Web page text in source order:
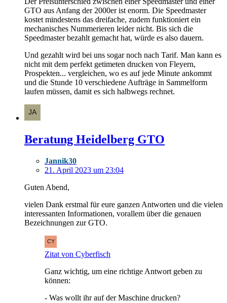
GTO aus Anfang der 2000er ist enorm. Die Speedmaster
kostet mindestens das dreifache, zudem funktioniert ein
mechanisches Nummerieren leider nicht. Bis sich die
Speedmaster bezahlt gemacht hat, würde es also dauern.
Und gezahlt wird bei uns sogar noch nach Tarif. Man kann es
nicht mit dem perfekt getimeten drucken von Fleyern,
Prospekten... vergleichen, wo es auf jede Minute ankommt
und die Stunde 10 verschiedene Aufträge in Sammelform
laufen müssen, damit es sich halbwegs rechnet.
Beratung Heidelberg GTO
Jannik30
21. April 2023 um 23:04
Guten Abend,
vielen Dank erstmal für eure ganzen Antworten und die vielen
interessanten Informationen, vorallem über die genauen
Bezeichnungen zur GTO.
Zitat von Cyberfisch
Ganz wichtig, um eine richtige Antwort geben zu
können:
- Was wollt ihr auf der Maschine drucken?